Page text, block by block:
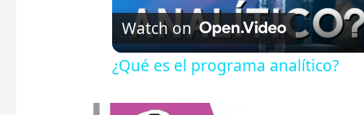
a
Watch on
¿Qué es el programa analítico?